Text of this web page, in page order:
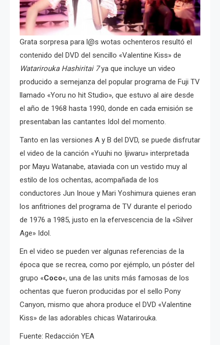
Grata sorpresa para l@s wotas ochenteros resultó el
contenido del DVD del sencillo «Valentine Kiss» de
Watarirouka Hashiritai 7ya que incluye un video
producido a semejanza del popular programa de Fuji TV
llamado «Yoru no hit Studio», que estuvo al aire desde
el año de 1968 hasta 1990, donde en cada emisión se
presentaban las cantantes Idol del momento.
Tanto en las versiones A y B del DVD, se puede disfrutar
el video de la canción «Yuuhi no Ijiwaru» interpretada
por Mayu Watanabe, ataviada con un vestido muy al
estilo de los ochentas, acompañada de los
conductores Jun Inoue y Mari Yoshimura quienes eran
los anfitriones del programa de TV durante el periodo
de 1976 a 1985, justo en la efervescencia de la «Silver
Age» Idol.
En el video se pueden ver algunas referencias de la
época que se recrea, como por ejémplo, un póster del
grupo «Coco«, una de las units más famosas de los
ochentas que fueron producidas por el sello Pony
Canyon, mismo que ahora produce el DVD «Valentine
Kiss» de las adorables chicas Watarirouka.
Fuente: Redacción YEA